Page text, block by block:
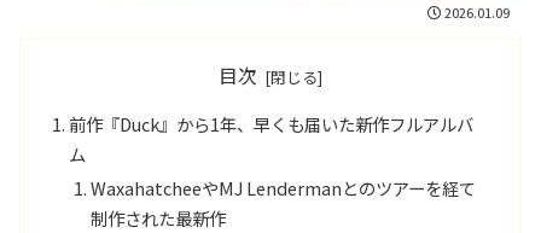
2026.01.09
目次
前作『Duck』から1年、早くも届いた新作フルアルバ
ム
WaxahatcheeやMJ Lendermanとのツアーを経て
制作された最新作